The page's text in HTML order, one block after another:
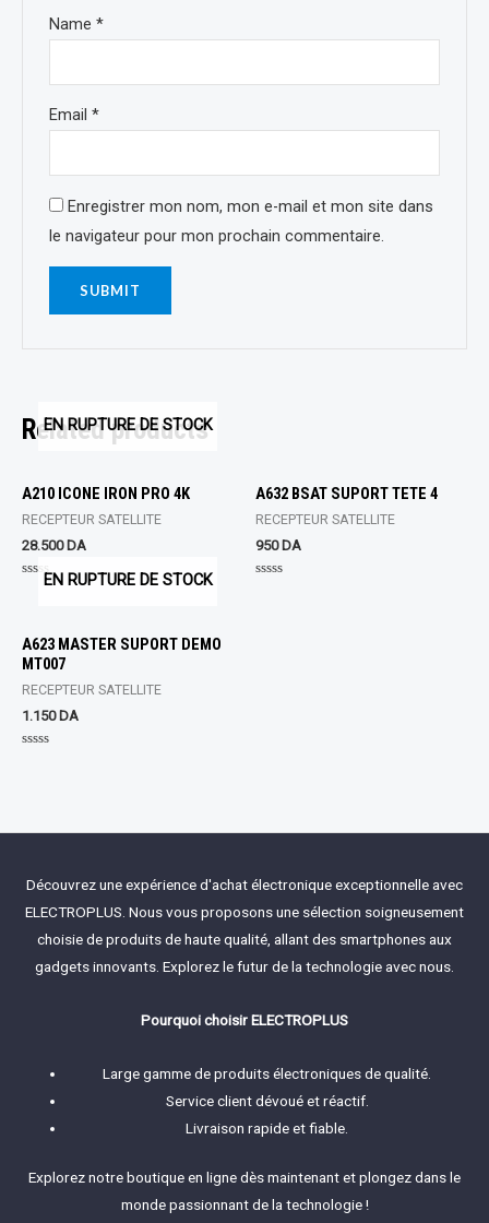
Name*
Email*
Enregistrer mon nom, mon e-mail et mon site dans
le navigateur pour mon prochain commentaire.
Related products
EN RUPTURE DE STOCK
A210 ICONE IRON PRO 4K
RECEPTEUR SATELLITE
28.500DA
Rated
5
A632 BSAT SUPORT TETE 4
RECEPTEUR SATELLITE
950DA
EN RUPTURE DE STOCK
A623 MASTER SUPORT DEMO
MT007
RECEPTEUR SATELLITE
1.150DA
Découvrez une expérience d'achat électronique exceptionnelle avec
ELECTROPLUS. Nous vous proposons une sélection soigneusement
choisie de produits de haute qualité, allant des smartphones aux
gadgets innovants. Explorez le futur de la technologie avec nous.
Pourquoi choisir ELECTROPLUS
Large gamme de produits électroniques de qualité.
Service client dévoué et réactif.
Livraison rapide et fiable.
Explorez notre boutique en ligne dès maintenant et plongez dans le
monde passionnant de la technologie !